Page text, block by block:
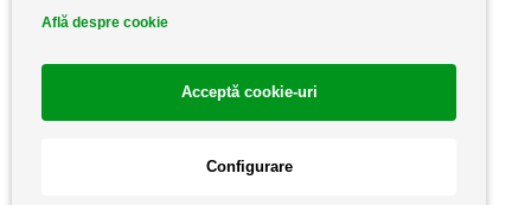
Află despre cookie
Acceptă cookie-uri
Configurare